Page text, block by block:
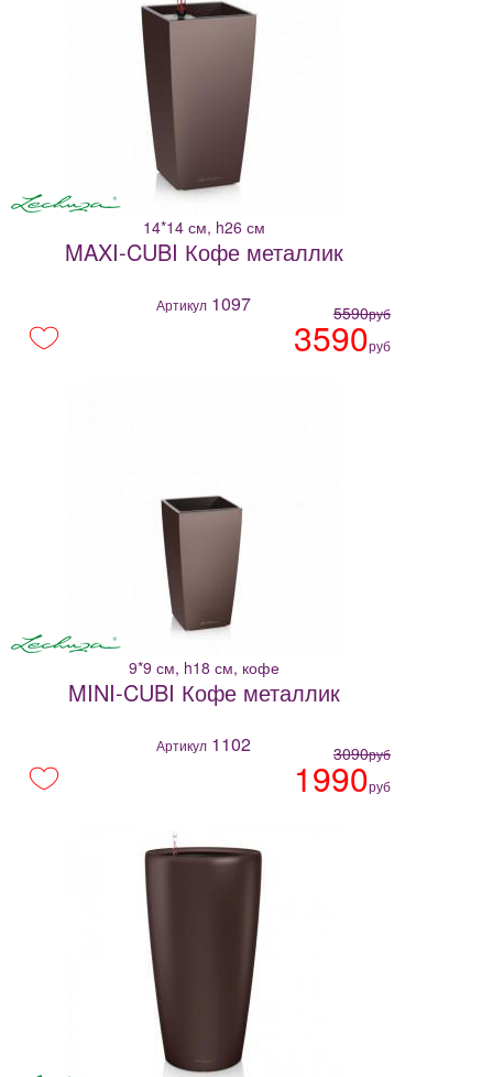
14*14 см, h26 см
MAXI-CUBI Кофе металлик
Артикул 1097 5590руб
3590руб
9*9 см, h18 см, кофе
MINI-CUBI Кофе металлик
Артикул 1102 3090руб
1990руб